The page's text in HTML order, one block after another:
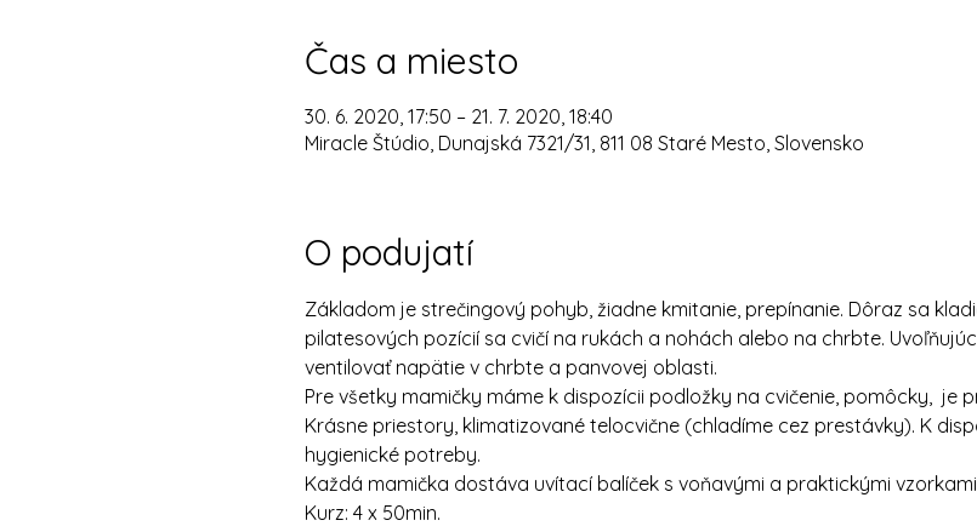
Čas a miesto
30. 6. 2020, 17:50 – 21. 7. 2020, 18:40
Miracle Štúdio, Dunajská 7321/31, 811 08 Staré Mesto, Slovensko
O podujatí
Základom je strečingový pohyb, žiadne kmitanie, prepínanie. Dôraz sa
pilatesových pozícií sa cvičí na rukách a nohách alebo na chrbte.
ventilovať napätie v chrbte a panvovej oblasti.
Pre všetky mamičky máme k dispozícii podložky na cvičenie, pomôcky,  je
Krásne priestory, klimatizované telocvične (chladíme cez prestávky). K
hygienické potreby.
Každá mamička dostáva uvítací balíček s voňavými a praktickými
Kurz: 4 x 50min.